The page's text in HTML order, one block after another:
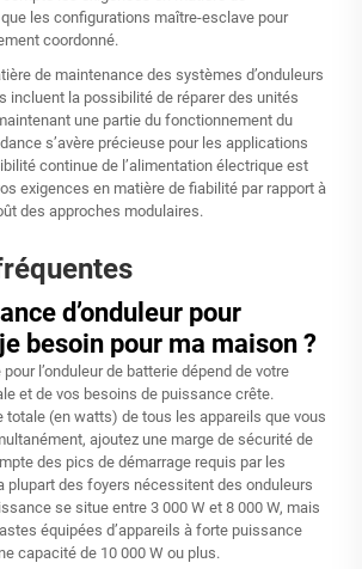
les configurations maître-esclave pour
coordonné.
de maintenance des systèmes d’onduleurs
incluent la possibilité de réparer des unités
une partie du fonctionnement du
s’avère précieuse pour les applications
continue de l’alimentation électrique est
exigences en matière de fiabilité par rapport à
des approches modulaires.
d’onduleur pour
besoin pour ma maison ?
l’onduleur de batterie dépend de votre
et de vos besoins de puissance crête.
totale (en watts) de tous les appareils que vous
ajoutez une marge de sécurité de
des pics de démarrage requis par les
plupart des foyers nécessitent des onduleurs
se situe entre 3 000 W et 8 000 W, mais
équipées d’appareils à forte puissance
capacité de 10 000 W ou plus.